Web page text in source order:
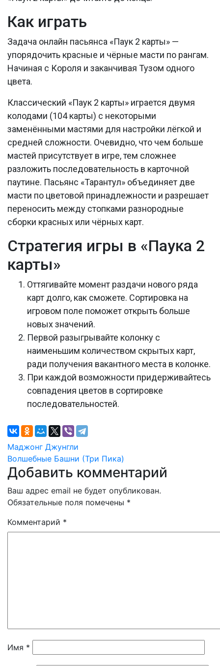
Как играть
Задача онлайн пасьянса «Паук 2 карты» —
упорядочить красные и чёрные масти по рангам.
Начиная с Короля и заканчивая Тузом одного
цвета.
Классический «Паук 2 карты» играется двумя
колодами (104 карты) с некоторыми
заменёнными мастями для настройки лёгкой и
средней сложности. Очевидно, что чем больше
мастей присутствует в игре, тем сложнее
разложить последовательность в карточной
паутине. Пасьянс «Тарантул» объединяет две
масти по цветовой принадлежности и разрешает
переносить между стопками разнородные
сборки красных или чёрных карт.
Стратегия игры в «Паука 2
карты»
Оттягивайте момент раздачи нового ряда
карт долго, как сможете. Сортировка на
игровом поле поможет открыть больше
новых значений.
Первой разыгрывайте колонку с
наименьшим количеством скрытых карт,
ради получения вакантного места в колонке.
При каждой возможности придерживайтесь
совпадения цветов в сортировке
последовательностей.
Навигация
по
записям
Маджонг Джунгли
Волшебные Башни (Три Пика)
Добавить комментарий
Ваш адрес email не будет опубликован.
Обязательные поля помечены *
Комментарий *
Имя *